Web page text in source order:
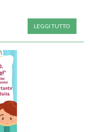
LEGGI TUTTO